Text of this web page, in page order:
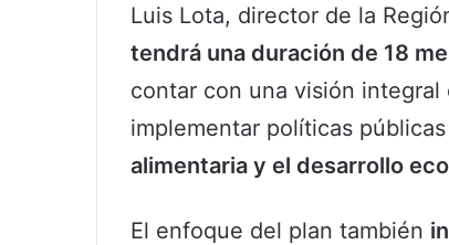
Luis Lota, director de la
tendrá una duración de 18
contar con una visión
implementar políticas
alimentaria y el desarrollo
El enfoque del plan también